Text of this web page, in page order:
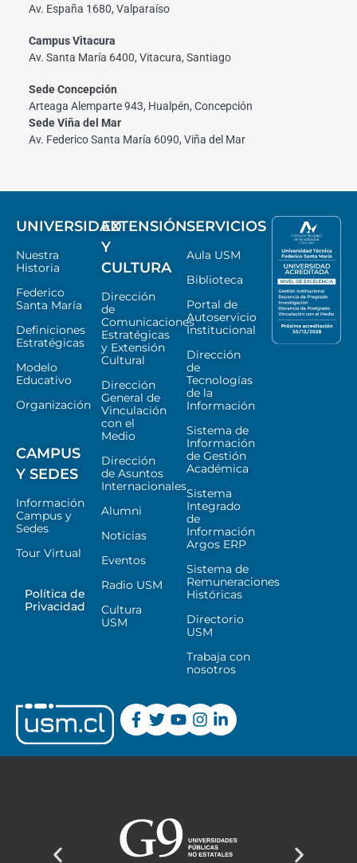
Av. España 1680, Valparaíso
Campus Vitacura
Av. Santa María 6400, Vitacura, Santiago
Sede Concepción
Arteaga Alemparte 943, Hualpén, Concepción
Sede Viña del Mar
Av. Federico Santa María 6090, Viña del Mar
UNIVERSIDAD
Nuestra
Historia
Federico
Santa María
Definiciones
Estratégicas
Modelo
Educativo
Organización
CAMPUS
Y SEDES
Información
Campus y
Sedes
Tour Virtual
Política de
Privacidad
EXTENSIÓN
Y
CULTURA
Dirección
de
Comunicaciones
Estratégicas
y Extensión
Cultural
Dirección
General de
Vinculación
con el
Medio
Dirección
de Asuntos
Internacionales
Alumni
Noticias
Eventos
Radio USM
Cultura
USM
SERVICIOS
Aula USM
Biblioteca
Portal de
Autoservicio
Institucional
Dirección
de
Tecnologías
de la
Información
Sistema de
Información
de Gestión
Académica
Sistema
Integrado
de
Información
Argos ERP
Sistema de
Remuneraciones
Históricas
Directorio
USM
Trabaja con
nosotros